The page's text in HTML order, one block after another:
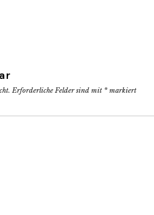
Erforderliche Felder sind mit * markiert